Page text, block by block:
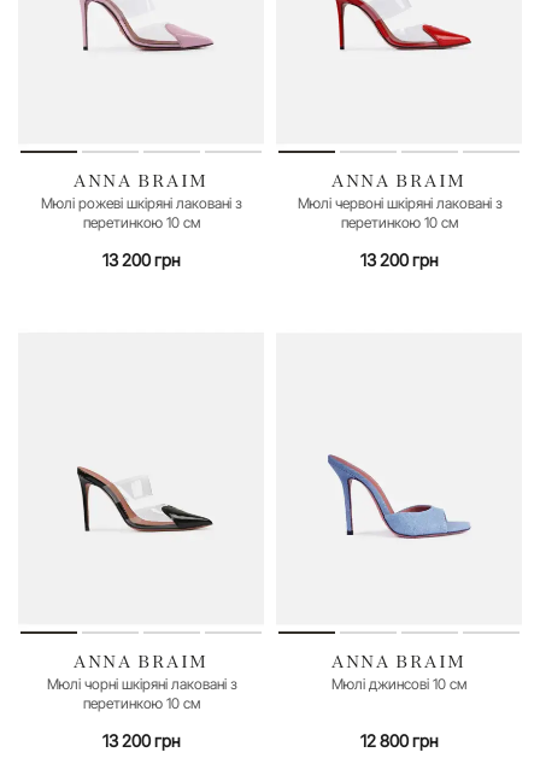
35 36 40
ANNA BRAIM
Мюлі рожеві шкіряні лаковані з
перетинкою 10 см
13 200 грн
35 36 40
ANNA BRAIM
Мюлі червоні шкіряні лаковані з
перетинкою 10 см
13 200 грн
36 40
ANNA BRAIM
Мюлі чорні шкіряні лаковані з
перетинкою 10 см
13 200 грн
36 37 38 39 40
ANNA BRAIM
Мюлі джинсові 10 см
12 800 грн